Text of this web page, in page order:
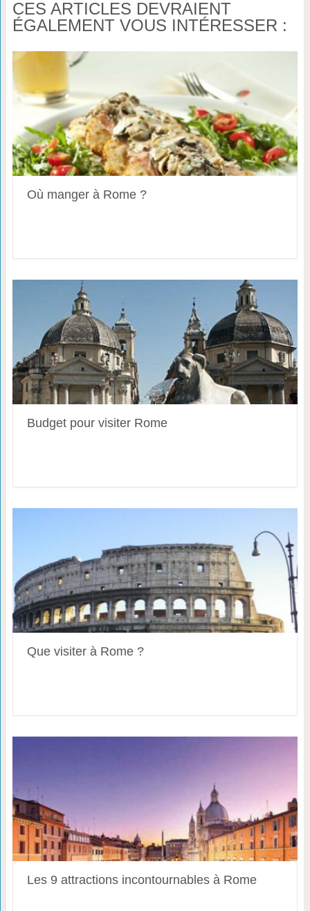
CES ARTICLES DEVRAIENT
ÉGALEMENT VOUS INTÉRESSER :
Où manger à Rome ?
Budget pour visiter Rome
Que visiter à Rome ?
Les 9 attractions incontournables à Rome